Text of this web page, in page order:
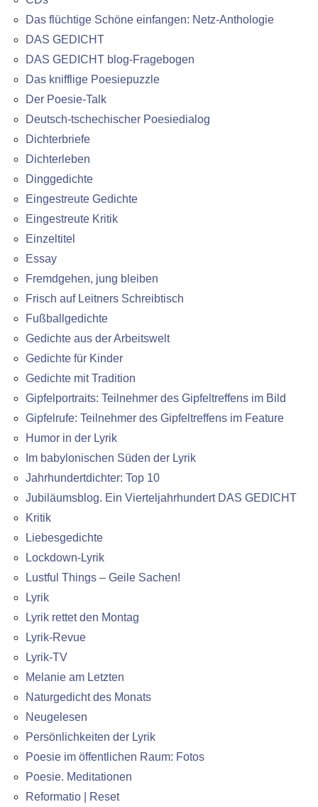
Das flüchtige Schöne einfangen: Netz-Anthologie
DAS GEDICHT
DAS GEDICHT blog-Fragebogen
Das knifflige Poesiepuzzle
Der Poesie-Talk
Deutsch-tschechischer Poesiedialog
Dichterbriefe
Dichterleben
Dinggedichte
Eingestreute Gedichte
Eingestreute Kritik
Einzeltitel
Essay
Fremdgehen, jung bleiben
Frisch auf Leitners Schreibtisch
Fußballgedichte
Gedichte aus der Arbeitswelt
Gedichte für Kinder
Gedichte mit Tradition
Gipfelportraits: Teilnehmer des Gipfeltreffens im Bild
Gipfelrufe: Teilnehmer des Gipfeltreffens im Feature
Humor in der Lyrik
Im babylonischen Süden der Lyrik
Jahrhundertdichter: Top 10
Jubiläumsblog. Ein Vierteljahrhundert DAS GEDICHT
Kritik
Liebesgedichte
Lockdown-Lyrik
Lustful Things – Geile Sachen!
Lyrik
Lyrik rettet den Montag
Lyrik-Revue
Lyrik-TV
Melanie am Letzten
Naturgedicht des Monats
Neugelesen
Persönlichkeiten der Lyrik
Poesie im öffentlichen Raum: Fotos
Poesie. Meditationen
Reformatio | Reset